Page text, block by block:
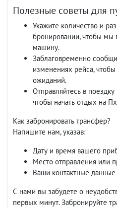
Полезные советы для
Укажите количество и
бронировании, чтобы мы
машину.
Заблаговременно
изменениях рейса,
ожиданий.
Отправляйтесь в
чтобы начать отдых на
Как забронировать трансфер?
Напишите нам, указав:
Дату и время вашего
Место отправления или
Ваши контактные данные
С нами вы забудете о
первых минут. Забронируйте